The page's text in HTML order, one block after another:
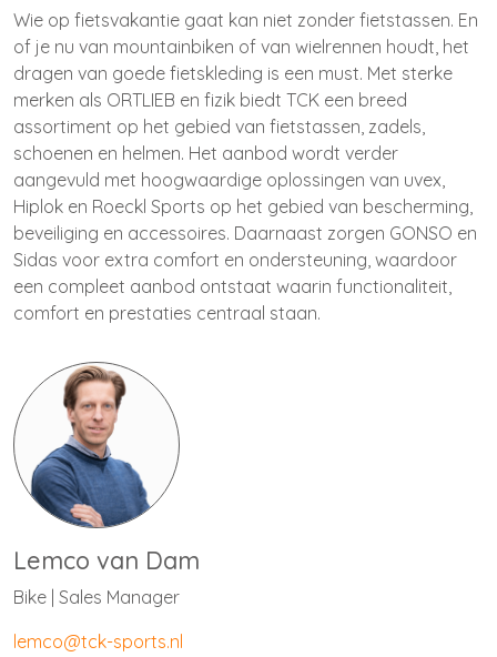
Wie op fietsvakantie gaat kan niet zonder fietstassen. En
of je nu van mountainbiken of van wielrennen houdt, het
dragen van goede fietskleding is een must. Met sterke
merken als ORTLIEB en fizik biedt TCK een breed
assortiment op het gebied van fietstassen, zadels,
schoenen en helmen. Het aanbod wordt verder
aangevuld met hoogwaardige oplossingen van uvex,
Hiplok en Roeckl Sports op het gebied van bescherming,
beveiliging en accessoires. Daarnaast zorgen GONSO en
Sidas voor extra comfort en ondersteuning, waardoor
een compleet aanbod ontstaat waarin functionaliteit,
comfort en prestaties centraal staan.
Lemco van Dam
Bike | Sales Manager
lemco@tck-sports.nl